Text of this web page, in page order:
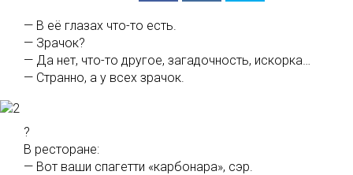
— В её глазах что-то есть.
— Зрачок?
— Да нет, что-то другое, загадочность, искорка…
— Странно, а у всех зрачок.
?
В ресторане:
— Вот ваши спагетти «карбонара», сэр.